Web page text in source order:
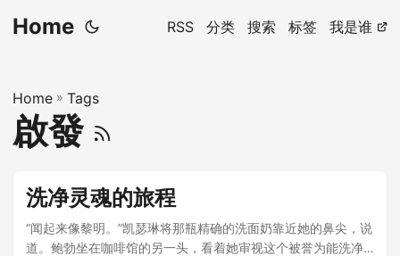
Home RSS 分类 搜索 标签 我是谁
Home » Tags
啟發
洗净灵魂的旅程
“闻起来像黎明。”凯瑟琳将那瓶精确的洗面奶靠近她的鼻尖，说
道。鲍勃坐在咖啡馆的另一头，看着她审视这个被誉为能洗净